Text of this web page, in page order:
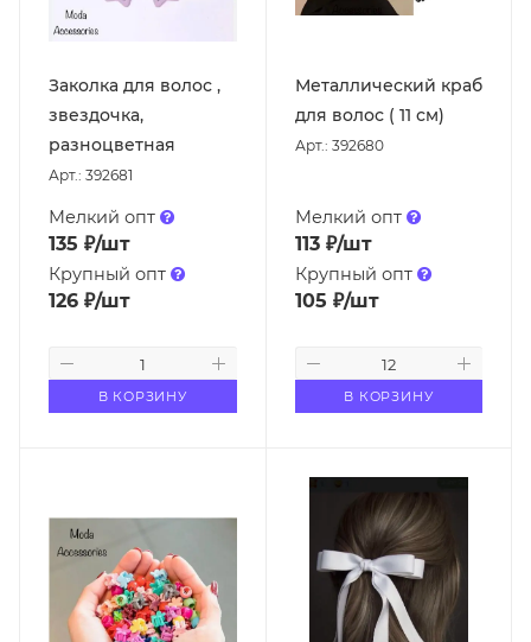
Заколка для волос ,
звездочка,
разноцветная
Арт.: 392681
Мелкий опт
135 ₽/шт
Крупный опт
126 ₽/шт
В КОРЗИНУ
Металлический краб
для волос ( 11 см)
Арт.: 392680
Мелкий опт
113₽/шт
Крупный опт
105 ₽/шт
В КОРЗИНУ